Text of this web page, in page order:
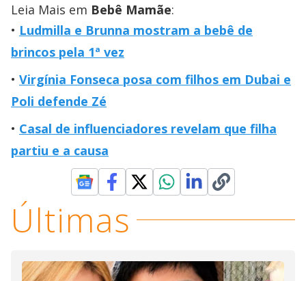
Leia Mais em Bebê Mamãe:
Ludmilla e Brunna mostram a bebê de
brincos pela 1ª vez
Virgínia Fonseca posa com filhos em Dubai e
Poli defende Zé
Casal de influenciadores revelam que filha
partiu e a causa
Últimas